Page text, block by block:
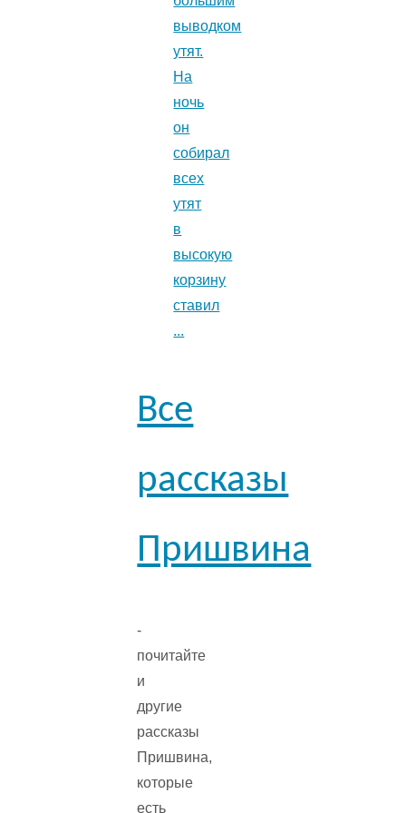
выводком
утят.
На
ночь
он
собирал
всех
утят
в
высокую
корзину
ставил
...
Все
рассказы
Пришвина
-
почитайте
и
другие
рассказы
Пришвина,
которые
есть